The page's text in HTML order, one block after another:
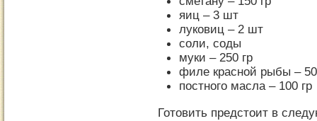
яиц – 3 шт
луковиц – 2 шт
соли, соды
муки – 250 гр
филе красной рыбы –
постного масла – 100 гр
Готовить предстоит в